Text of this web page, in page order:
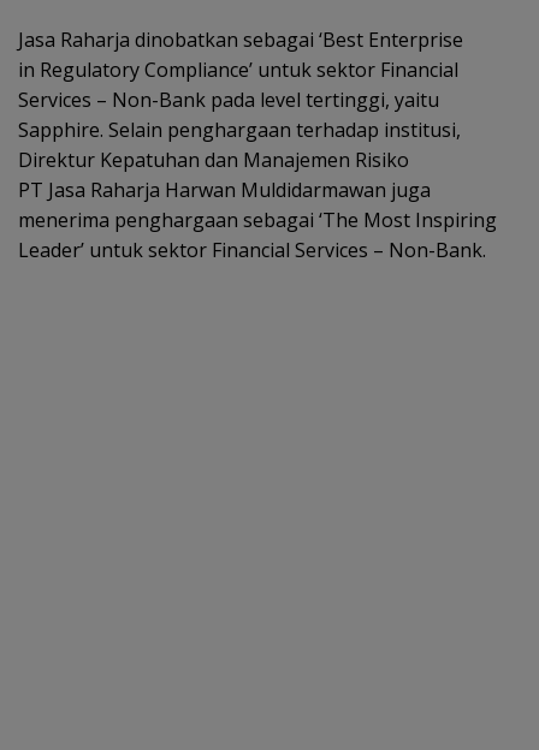
Jasa Raharja dinobatkan sebagai ‘Best Enterprise
in Regulatory Compliance’ untuk sektor Financial
Services – Non-Bank pada level tertinggi, yaitu
Sapphire. Selain penghargaan terhadap institusi,
Direktur Kepatuhan dan Manajemen Risiko
PT Jasa Raharja Harwan Muldidarmawan juga
menerima penghargaan sebagai ‘The Most Inspiring
Leader’ untuk sektor Financial Services – Non-Bank.